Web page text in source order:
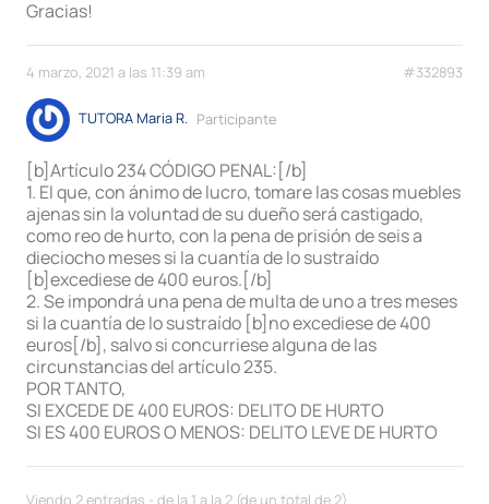
Gracias!
4 marzo, 2021 a las 11:39 am #332893
TUTORA Maria R. Participante
[b]Artículo 234 CÓDIGO PENAL:[/b]
1. El que, con ánimo de lucro, tomare las cosas muebles
ajenas sin la voluntad de su dueño será castigado,
como reo de hurto, con la pena de prisión de seis a
dieciocho meses si la cuantía de lo sustraído
[b]excediese de 400 euros.[/b]
2. Se impondrá una pena de multa de uno a tres meses
si la cuantía de lo sustraído [b]no excediese de 400
euros[/b], salvo si concurriese alguna de las
circunstancias del artículo 235.
POR TANTO,
SI EXCEDE DE 400 EUROS: DELITO DE HURTO
SI ES 400 EUROS O MENOS: DELITO LEVE DE HURTO
Viendo 2 entradas - de la 1 a la 2 (de un total de 2)